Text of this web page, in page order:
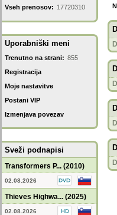
Vseh prenosov: 17720310
Uporabniški meni
Trenutno na strani: 855
Registracija
Moje nastavitve
Postani VIP
Izmenjava povezav
Sveži podnapisi
Transformers P... (2010)
02.08.2026
Thieves Highwa... (2025)
02.08.2026